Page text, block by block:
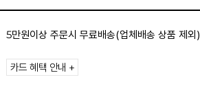
5만원이상 주문시 무료배송(업체배송 상품 제외)
카드 혜택 안내 +